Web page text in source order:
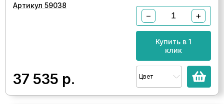
Артикул 59038
37 535 р.
− +
Купить в 1
клик
Цвет